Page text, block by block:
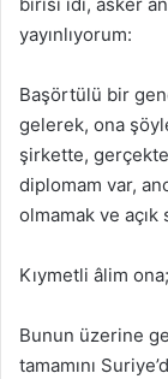
yayınlıyorum:
Başörtülü bir
gelerek, ona
şirkette,
diplomam var,
olmamak ve açık
Kıymetli âlim
Bunun üzerine
tamamını